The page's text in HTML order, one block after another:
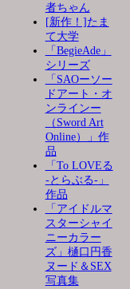
者ちゃん
[新作！]たま
て大学
「BegieAde」
シリーズ
「SAOーソー
ドアート・オ
ンラインー
（Sword Art
Online）」作
品
「To LOVEる
-とらぶる-」
作品
「アイドルマ
スターシャイ
ニーカラー
ズ」樋口円香
ヌード＆SEX
写真集